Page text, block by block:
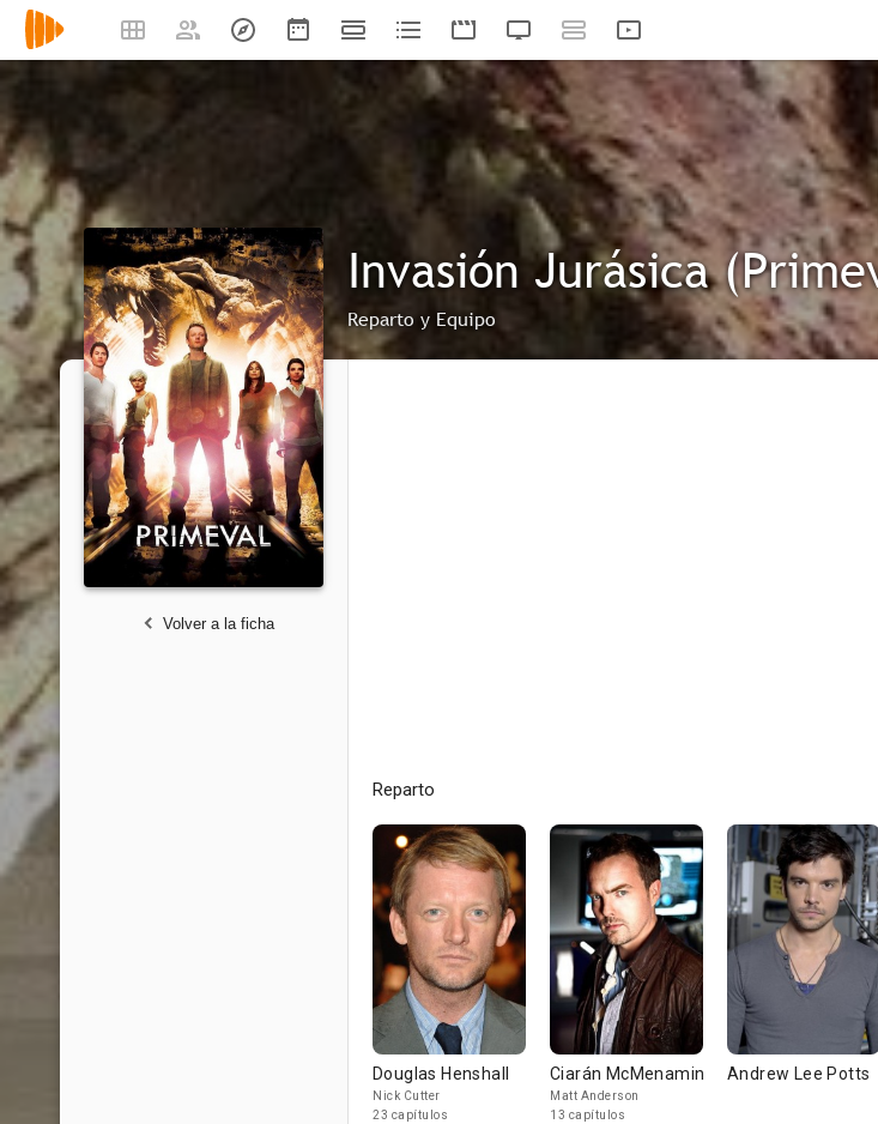
Invasión Jurásica
Reparto y Equipo
Volver a la ficha
Reparto
Douglas Henshall
Nick Cutter
23 capítulos
Ciarán McMenamin
Matt Anderson
13 capítulos
Andrew Lee Potts